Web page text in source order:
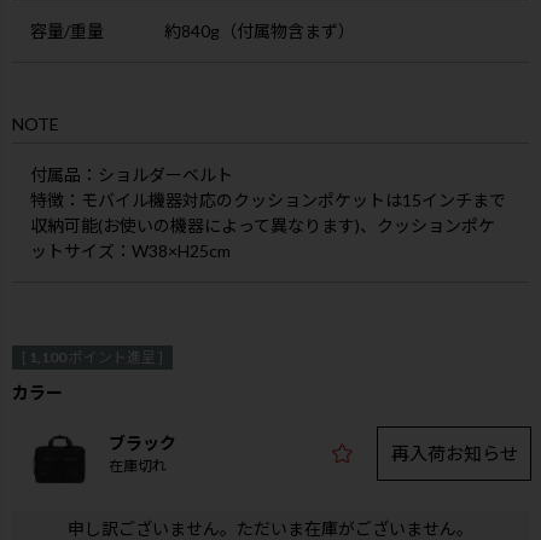
容量/重量 約840g（付属物含まず）
NOTE
付属品 ：ショルダーベルト
特徴 ：モバイル機器対応のクッションポケットは15インチまで
収納可能(お使いの機器によって異なります)、クッションポケ
ットサイズ：W38×H25cm
[ 1,100 ポイント進呈 ]
カラー
ブラック
在庫切れ
再入荷お知らせ
申し訳ございません。ただいま在庫がございません。